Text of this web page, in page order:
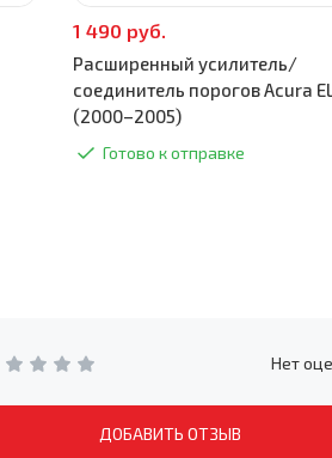
1 490 руб.
Расширенный усилитель/
соединитель порогов Acura
(2000–2005)
Готово к отправке
Нет
ДОБАВИТЬ ОТЗЫВ